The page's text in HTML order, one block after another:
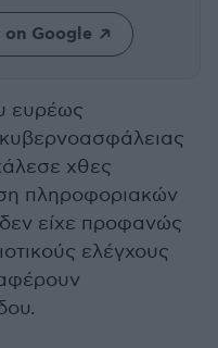
Google
ευρέως
χθες
πληροφοριακών
είχε προφανώς
ελέγχους